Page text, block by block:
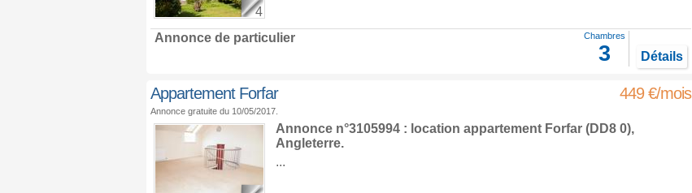
4
Annonce de particulier Chambres
3 Détails
Appartement Forfar 449 €/mois
Annonce gratuite du 10/05/2017.
Annonce n°3105994 : location appartement Forfar(DD8 0),
Angleterre.
...